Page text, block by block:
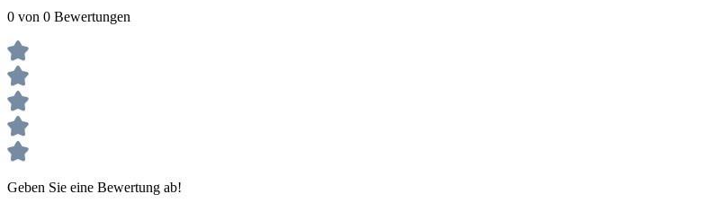
0 von 0 Bewertungen
Geben Sie eine Bewertung ab!